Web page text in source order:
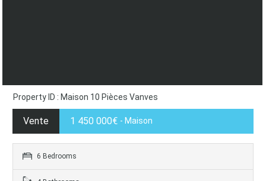
Property ID : Maison 10 Pièces Vanves
Vente 1 450 000€ - Maison
6 Bedrooms